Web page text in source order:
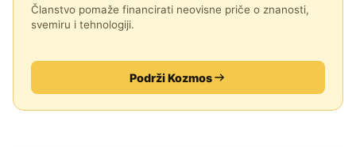
Članstvo pomaže financirati neovisne priče o znanosti,
svemiru i tehnologiji.
Podrži Kozmos